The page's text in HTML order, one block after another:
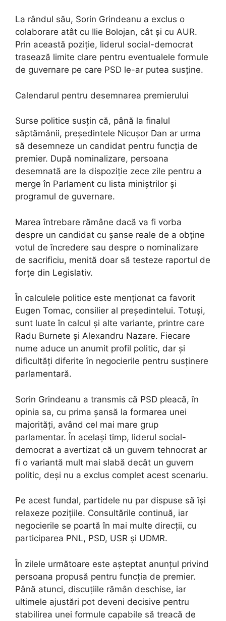
La rândul său, Sorin Grindeanu a exclus o
colaborare atât cu Ilie Bolojan, cât și cu AUR.
Prin această poziție, liderul social-democrat
trasează limite clare pentru eventualele formule
de guvernare pe care PSD le-ar putea susține.
Calendarul pentru desemnarea premierului
Surse politice susțin că, până la finalul
săptămânii, președintele Nicușor Dan ar urma
să desemneze un candidat pentru funcția de
premier. După nominalizare, persoana
desemnată are la dispoziție zece zile pentru a
merge în Parlament cu lista miniștrilor și
programul de guvernare.
Marea întrebare rămâne dacă va fi vorba
despre un candidat cu șanse reale de a obține
votul de încredere sau despre o nominalizare
de sacrificiu, menită doar să testeze raportul de
forțe din Legislativ.
În calculele politice este menționat ca favorit
Eugen Tomac, consilier al președintelui. Totuși,
sunt luate în calcul și alte variante, printre care
Radu Burnete și Alexandru Nazare. Fiecare
nume aduce un anumit profil politic, dar și
dificultăți diferite în negocierile pentru susținere
parlamentară.
Sorin Grindeanu a transmis că PSD pleacă, în
opinia sa, cu prima șansă la formarea unei
majorități, având cel mai mare grup
parlamentar. În același timp, liderul social-
democrat a avertizat că un guvern tehnocrat ar
fi o variantă mult mai slabă decât un guvern
politic, deși nu a exclus complet acest scenariu.
Pe acest fundal, partidele nu par dispuse să își
relaxeze pozițiile. Consultările continuă, iar
negocierile se poartă în mai multe direcții, cu
participarea PNL, PSD, USR și UDMR.
În zilele următoare este așteptat anunțul privind
persoana propusă pentru funcția de premier.
Până atunci, discuțiile rămân deschise, iar
ultimele ajustări pot deveni decisive pentru
stabilirea unei formule capabile să treacă de